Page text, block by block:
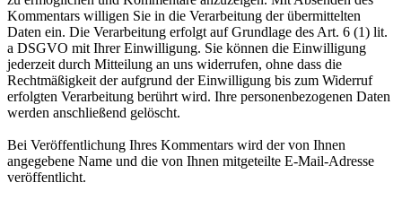
Kommentars willigen Sie in die Verarbeitung der übermittelten
Daten ein. Die Verarbeitung erfolgt auf Grundlage des Art. 6 (1) lit.
a DSGVO mit Ihrer Einwilligung. Sie können die Einwilligung
jederzeit durch Mitteilung an uns widerrufen, ohne dass die
Rechtmäßigkeit der aufgrund der Einwilligung bis zum Widerruf
erfolgten Verarbeitung berührt wird. Ihre personenbezogenen Daten
werden anschließend gelöscht.
Bei Veröffentlichung Ihres Kommentars wird der von Ihnen
angegebene Name und die von Ihnen mitgeteilte E-Mail-Adresse
veröffentlicht.